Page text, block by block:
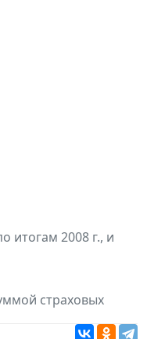
итогам 2008 г., и
страховых